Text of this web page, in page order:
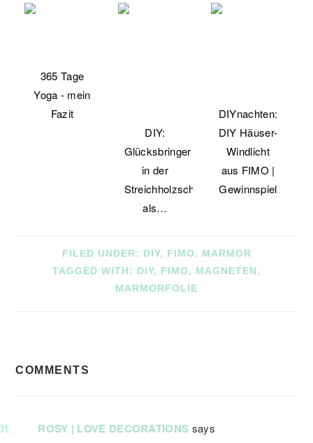
365 Tage
Yoga - mein
Fazit
DIY:
Glücksbringer
in der
Streichholzschachtel
als…
DIYnachten:
DIY Häuser-
Windlicht
aus FIMO |
Gewinnspiel
FILED UNDER: DIY, FIMO, MARMOR
TAGGED WITH: DIY, FIMO, MAGNETEN,
MARMORFOLIE
INTERACTIONS
COMMENTS
ROSY | LOVE DECORATIONS says